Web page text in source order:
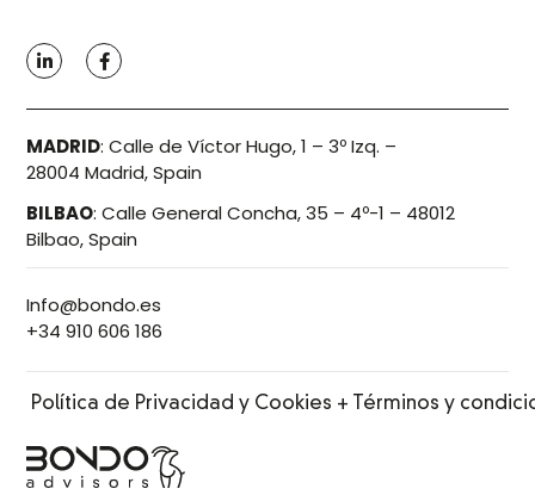
MADRID:Calle de Víctor Hugo, 1 – 3º Izq. –
28004 Madrid, Spain
BILBAO:Calle General Concha, 35 – 4º-1 – 48012
Bilbao, Spain
Info@bondo.es
+34 910 606 186
Política de Privacidad y Cookies + Términos y